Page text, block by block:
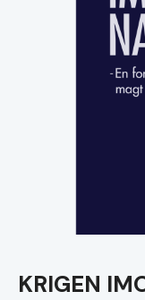
KRIGEN